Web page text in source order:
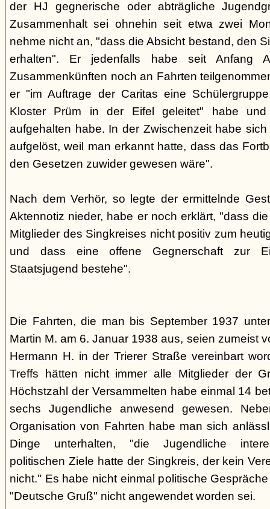
der HJ gegnerische oder abträgliche
Zusammenhalt sei ohnehin seit etwa zwei
nehme nicht an, "dass die Absicht bestand, den
erhalten". Er jedenfalls habe seit Anfang
Zusammenkünften noch an Fahrten
er "im Auftrage der Caritas eine
Kloster Prüm in der Eifel geleitet" habe
aufgehalten habe. In der Zwischenzeit habe
aufgelöst, weil man erkannt hatte, dass das
den Gesetzen zuwider gewesen wäre".
Nach dem Verhör, so legte der ermittelnde
Aktennotiz nieder, habe er noch erklärt, "dass
Mitglieder des Singkreises nicht positiv zum
und dass eine offene Gegnerschaft zur
Staatsjugend bestehe".
Die Fahrten, die man bis September 1937
Martin M. am 6. Januar 1938 aus, seien zumeist
Hermann H. in der Trierer Straße vereinbart
Treffs hätten nicht immer alle Mitglieder der
Höchstzahl der Versammelten habe einmal 14
sechs Jugendliche anwesend gewesen.
Organisation von Fahrten habe man sich
Dinge unterhalten, "die Jugendliche
politischen Ziele hatte der Singkreis, der kein
nicht." Es habe nicht einmal politische
"Deutsche Gruß" nicht angewendet worden sei.